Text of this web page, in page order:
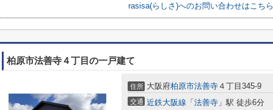
rasisa(らしさ)へのお問い合わせはこちら
柏原市法善寺４丁目の一戸建て
住所 大阪府柏原市法善寺 ４丁目345-9
交通 近鉄大阪線 「 法善寺 」駅 徒歩6分